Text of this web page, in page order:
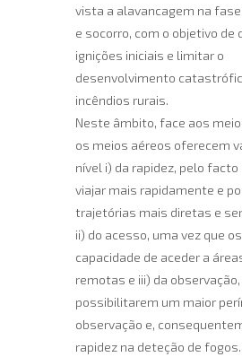
vista a alavancagem na
e socorro, com o objetivo de
ignições iniciais e limitar o
desenvolvimento
incêndios rurais.
Neste âmbito, face aos
os meios aéreos oferecem
nível i) da rapidez, pelo facto
viajar mais rapidamente e
trajetórias mais diretas e
ii) do acesso, uma vez que
capacidade de aceder a
remotas e iii) da
possibilitarem um maior
observação e,
rapidez na deteção de fogos.